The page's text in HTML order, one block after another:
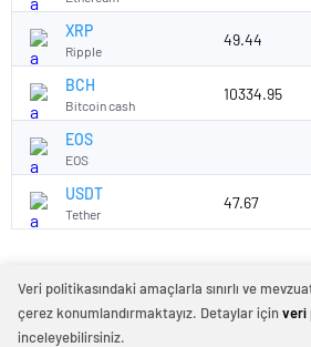
XRP
Ripple
49.44
BCH
Bitcoin cash
10334.95
EOS
EOS
USDT
Tether
47.67
Veri politikasındaki amaçlarla sınırlı ve
çerez konumlandırmaktayız. Detaylar içinveri
inceleyebilirsiniz.